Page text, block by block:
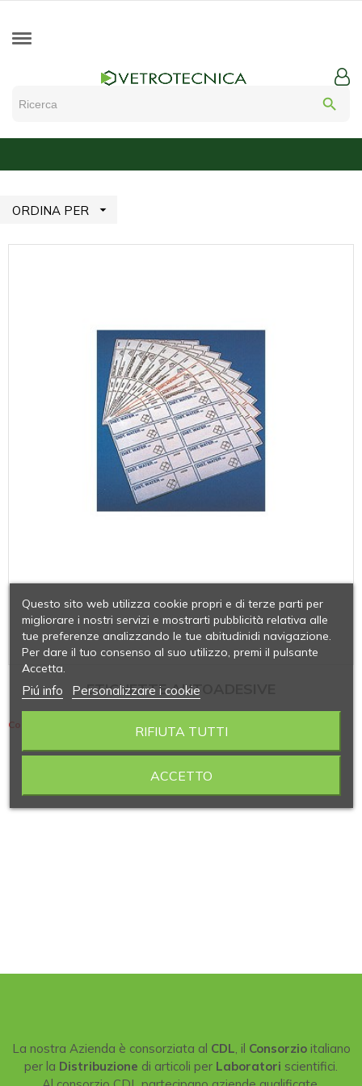
search
ORDINA PER 
ETICHETTE AUTOADESIVE
Contiene 8 articoli
La nostra Azienda è consorziata al CDL , il Consorzioitaliano
per la Distribuzione di articoli per Laboratori scientifici.
Questo sito web utilizza cookie propri e di terze parti per
migliorare i nostri servizi e mostrarti pubblicità relativa alle
tue preferenze analizzando le tue abitudinidi navigazione.
Per dare il tuo consenso al suo utilizzo, premi il pulsante
Accetta.
Piú info Personalizzare i cookie
RIFIUTA TUTTI
ACCETTO